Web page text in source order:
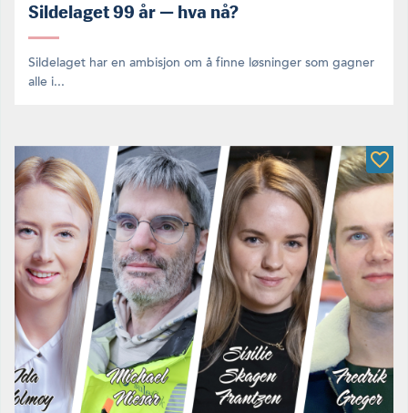
Sildelaget 99 år — hva nå?
Sildelaget har en ambisjon om å finne løsninger som gagner
alle i...